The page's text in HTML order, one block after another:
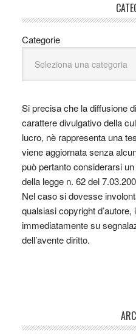
Categorie
Si precisa che la diffusione
carattere divulgativo della
lucro, nè rappresenta una
viene aggiornata senza
può pertanto considerarsi
della legge n. 62 del
Nel caso si dovesse
qualsiasi copyright
immediatamente su
dell’avente diritto.